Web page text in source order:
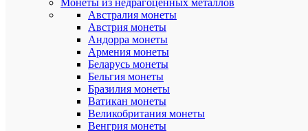
Монеты из недрагоценных металлов
Австралия монеты
Австрия монеты
Андорра монеты
Армения монеты
Беларусь монеты
Бельгия монеты
Бразилия монеты
Ватикан монеты
Великобритания монеты
Венгрия монеты